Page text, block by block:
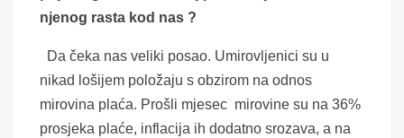
njenog rasta kod nas ?
Da čeka nas veliki posao. Umirovljenici su u
nikad lošijem položaju s obzirom na odnos
mirovina plaća. Prošli mjesec mirovine su na 36%
prosjeka plaće, inflacija ih dodatno srozava, a na